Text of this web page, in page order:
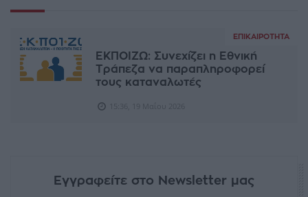
ΕΠΙΚΑΙΡΌΤΗΤΑ
ΕΚΠΟΙΖΩ: Συνεχίζει η Εθνική
Τράπεζα να παραπληροφορεί
τους καταναλωτές
Εγγραφείτε στο Newsletter μας